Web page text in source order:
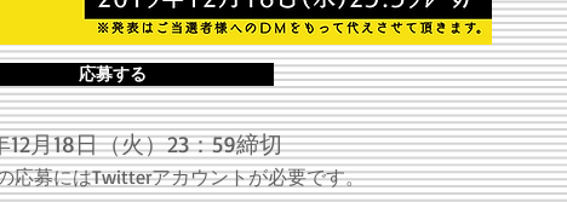
応募する
12月18日（火）23：59締切
応募にはTwitterアカウントが必要です。